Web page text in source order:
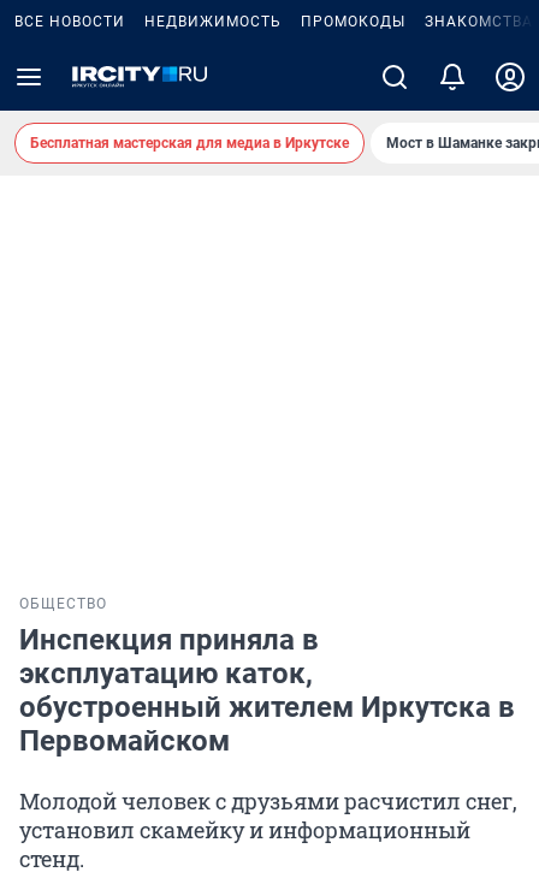
ВСЕ НОВОСТИ НЕДВИЖИМОСТЬ ПРОМОКОДЫ ЗНАКОМСТВА
Бесплатная мастерская для медиа в Иркутске Мост в Шаманке
ОБЩЕСТВО
Инспекция приняла в
эксплуатацию каток,
обустроенный жителем Иркутска в
Первомайском
Молодой человек с друзьями расчистил снег,
установил скамейку и информационный
стенд.